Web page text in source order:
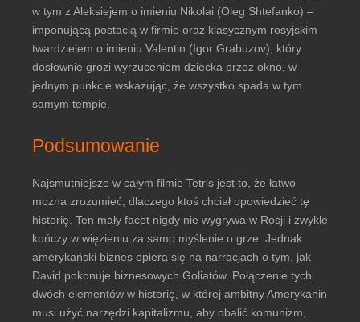
w tym z Aleksiejem o imieniu Nikolai (Oleg Shtefanko) –
imponującą postacią w firmie oraz klasycznym rosyjskim
twardzielem o imieniu Valentin (Igor Grabuzov), który
dosłownie grozi wyrzuceniem dziecka przez okno, w
jednym punkcie wskazując, że wszystko spada w tym
samym tempie.
Podsumowanie
Najsmutniejsze w całym filmie Tetris jest to, że łatwo
można zrozumieć, dlaczego ktoś chciał opowiedzieć tę
historię. Ten mały facet nigdy nie wygrywa w Rosji i zwykle
kończy w więzieniu za samo myślenie o grze. Jednak
amerykański biznes opiera się na narracjach o tym, jak
David pokonuje biznesowych Goliatów. Połączenie tych
dwóch elementów w historię, w której ambitny Amerykanin
musi użyć narzędzi kapitalizmu, aby obalić komunizm,